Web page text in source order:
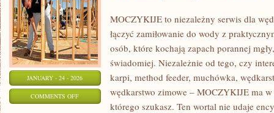
JANUARY - 24 - 2026
COMMENTS OFFON
MOCZYKIJE to niezależny serwis dla
łączyć zamiłowanie do wody z
osób, które kochają zapach porannej
świadomiej. Niezależnie od tego, czy
karpi, method feeder, muchówka,
wędkarstwo zimowe – MOCZYKIJE ma
którego szukasz. Ten wortal nie udaje